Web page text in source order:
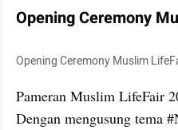
Opening Ceremony
Opening Ceremony Muslim
Pameran Muslim LifeFair
Dengan mengusung tema